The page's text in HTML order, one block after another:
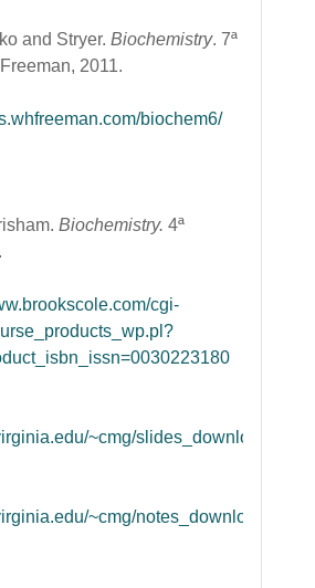
and Stryer. Biochemistry. 7ª
2011.
biochem6/
Biochemistry. 4ª
cgi-
~cmg/slides_download.html
~cmg/notes_download.html